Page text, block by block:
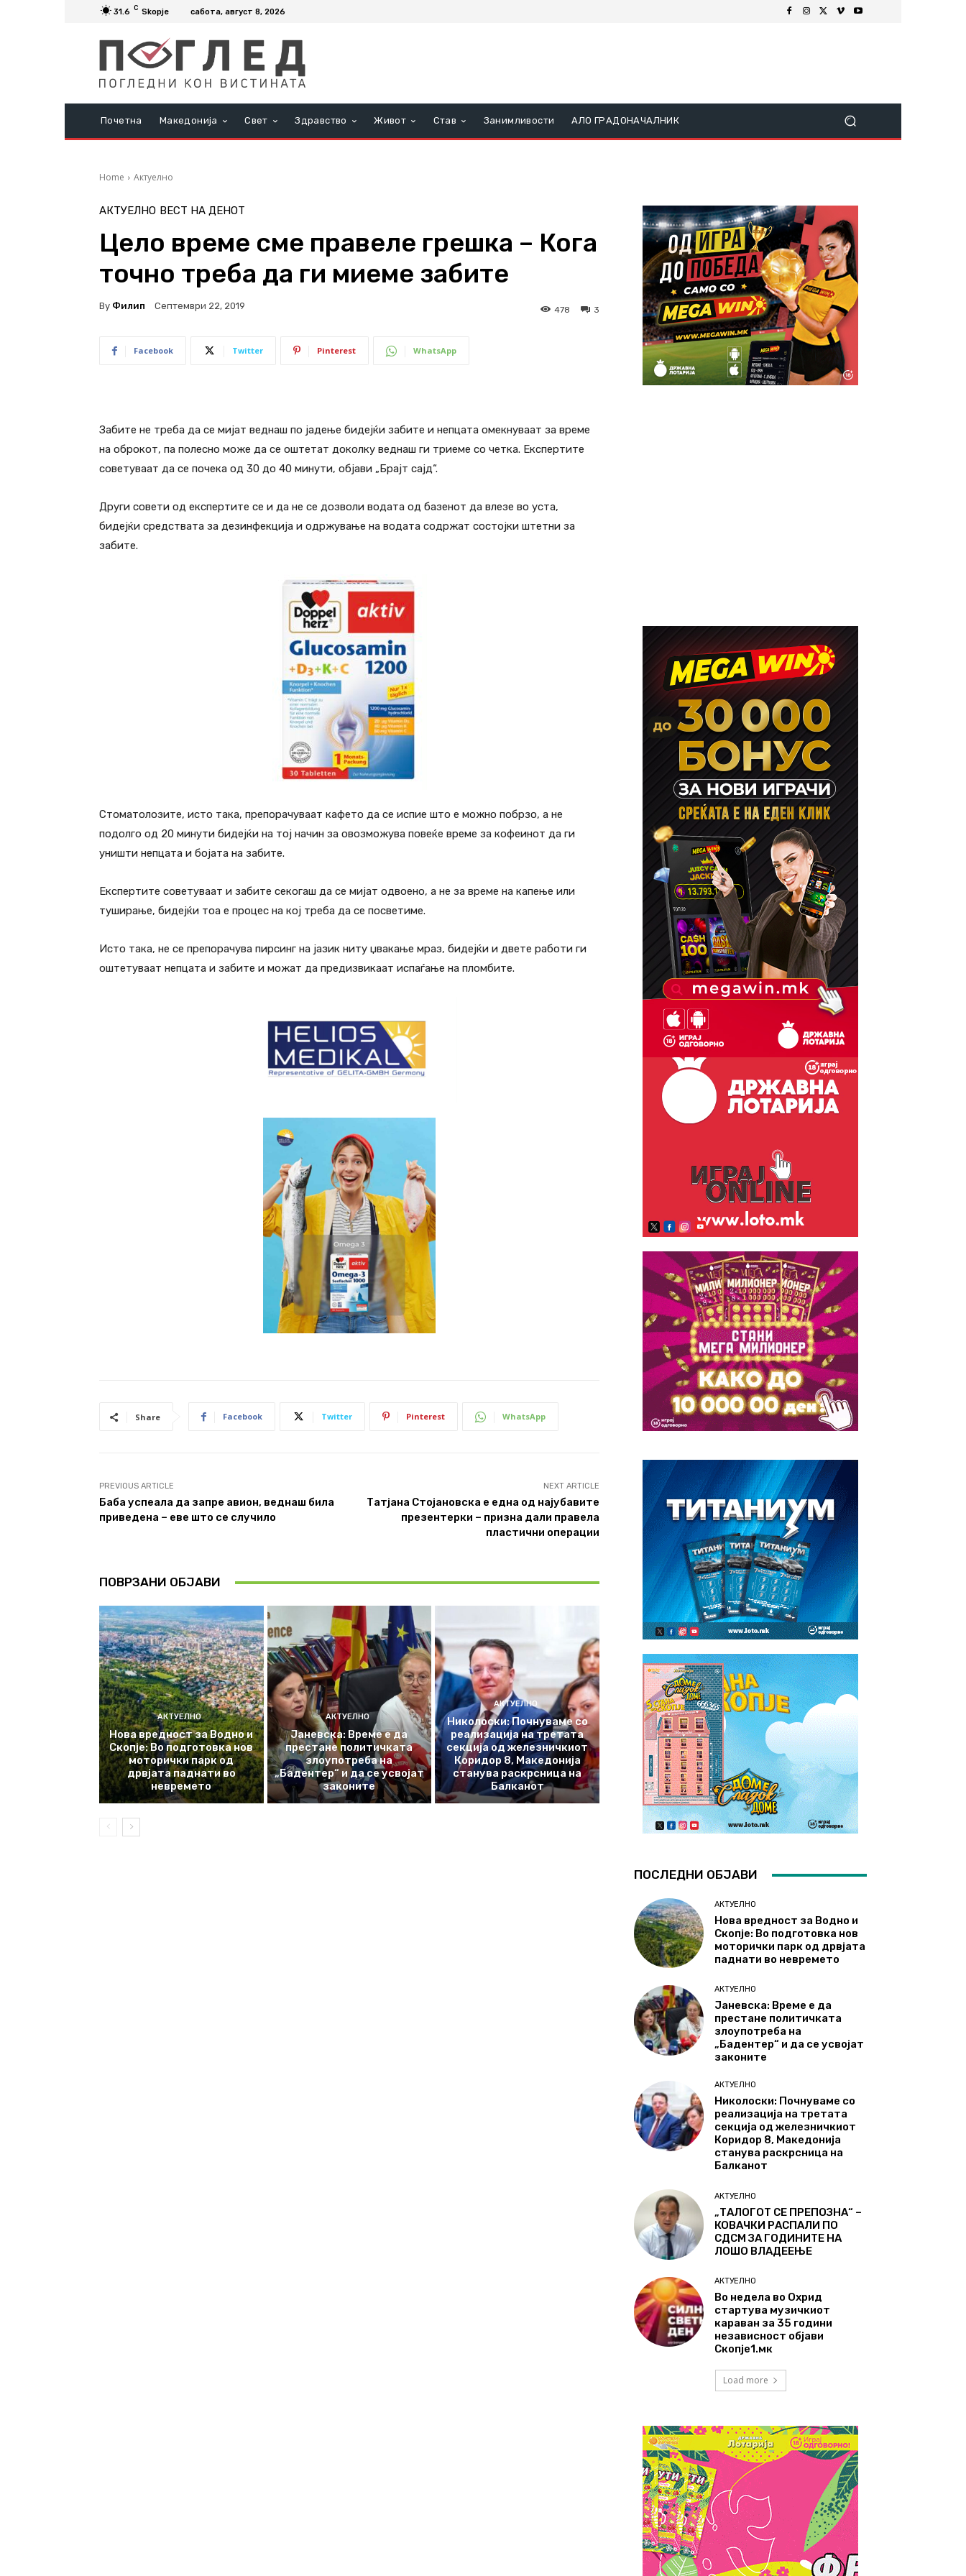
31.6 C Skopje сабота, август 8, 2026
Почетна Македонија Свет Здравство Живот Став Занимливости АЛО ГРАДОНАЧАЛНИК
Home Актуелно
АКТУЕЛНО ВЕСТ НА ДЕНОТ
Цело време сме правеле грешка – Кога
точно треба да ги миеме забите
By Филип Септември 22, 2019 3
478
Facebook Twitter Pinterest WhatsApp
Забите не треба да се мијат веднаш по јадење бидејќи забите и непцата омекнуваат за време
на оброкот, па полесно може да се оштетат доколку веднаш ги триеме со четка. Експертите
советуваат да се почека од 30 до 40 минути, објави „Брајт сајд“.
Други совети од експертите се и да не се дозволи водата од базенот да влезе во уста,
бидејќи средствата за дезинфекција и одржување на водата содржат состојки штетни за
забите.
Стоматолозите, исто така, препорачуваат кафето да се испие што е можно побрзо, а не
подолго од 20 минути бидејќи на тој начин за овозможува повеќе време за кофеинот да ги
уништи непцата и бојата на забите.
Експертите советуваат и забите секогаш да се мијат одвоено, а не за време на капење или
туширање, бидејќи тоа е процес на кој треба да се посветиме.
Исто така, не се препорачува пирсинг на јазик ниту џвакање мраз, бидејќи и двете работи ги
оштетуваат непцата и забите и можат да предизвикаат испаѓање на пломбите.
Share Facebook Twitter Pinterest WhatsApp
PREVIOUS ARTICLE
Баба успеала да запре авион, веднаш била
приведена – еве што се случило
NEXT ARTICLE
Татјана Стојановска е една од најубавите
презентерки – призна дали правела
пластични операции
ПОВРЗАНИ ОБЈАВИ
АКТУЕЛНО
Нова вредност за Водно и
Скопје: Во подготовка нов
моторички парк од
дрвјата паднати во
невремето
АКТУЕЛНО
Јаневска: Време е да
престане политичката
злоупотреба на
„Бадентер“ и да се усвојат
законите
АКТУЕЛНО
Николоски: Почнуваме со
реализација на третата
секција од железничкиот
Коридор 8, Македонија
станува раскрсница на
Балканот
ПОСЛЕДНИ ОБЈАВИ
АКТУЕЛНО
Нова вредност за Водно и
Скопје: Во подготовка нов
моторички парк од дрвјата
паднати во невремето
АКТУЕЛНО
Јаневска: Време е да
престане политичката
злоупотреба на
„Бадентер“ и да се усвојат
законите
АКТУЕЛНО
Николоски: Почнуваме со
реализација на третата
секција од железничкиот
Коридор 8, Македонија
станува раскрсница на
Балканот
АКТУЕЛНО
„ТАЛОГОТ СЕ ПРЕПОЗНА“ –
КОВАЧКИ РАСПАЛИ ПО
СДСМ ЗА ГОДИНИТЕ НА
ЛОШО ВЛАДЕЕЊЕ
АКТУЕЛНО
Во недела во Охрид
стартува музичкиот
караван за 35 години
независност објави
Скопје1.мк
Load more